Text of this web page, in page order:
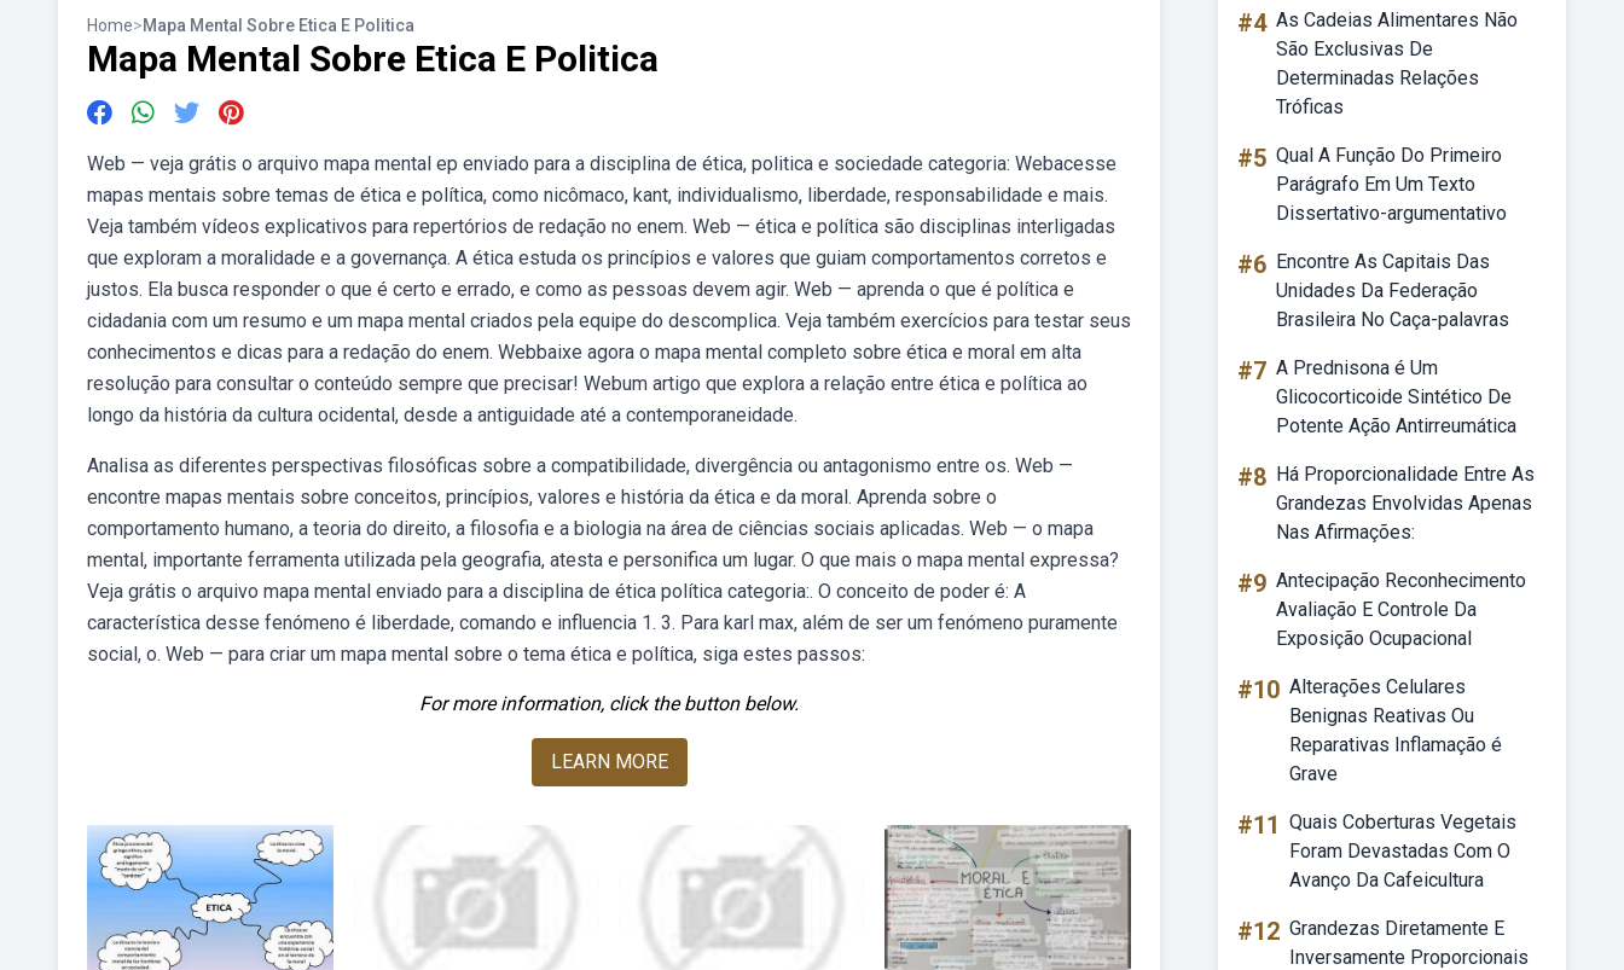
Home>Mapa Mental Sobre Etica E Politica
Mapa Mental Sobre Etica E Politica
Web — veja grátis o arquivo mapa mental ep enviado para a disciplina de ética, politica e sociedade categoria: Webacesse
mapas mentais sobre temas de ética e política, como nicômaco, kant, individualismo, liberdade, responsabilidade e mais.
Veja também vídeos explicativos para repertórios de redação no enem. Web — ética e política são disciplinas interligadas
que exploram a moralidade e a governança. A ética estuda os princípios e valores que guiam comportamentos corretos e
justos. Ela busca responder o que é certo e errado, e como as pessoas devem agir. Web — aprenda o que é política e
cidadania com um resumo e um mapa mental criados pela equipe do descomplica. Veja também exercícios para testar seus
conhecimentos e dicas para a redação do enem. Webbaixe agora o mapa mental completo sobre ética e moral em alta
resolução para consultar o conteúdo sempre que precisar! Webum artigo que explora a relação entre ética e política ao
longo da história da cultura ocidental, desde a antiguidade até a contemporaneidade.
Analisa as diferentes perspectivas filosóficas sobre a compatibilidade, divergência ou antagonismo entre os. Web —
encontre mapas mentais sobre conceitos, princípios, valores e história da ética e da moral. Aprenda sobre o
comportamento humano, a teoria do direito, a filosofia e a biologia na área de ciências sociais aplicadas. Web — o mapa
mental, importante ferramenta utilizada pela geografia, atesta e personifica um lugar. O que mais o mapa mental expressa?
Veja grátis o arquivo mapa mental enviado para a disciplina de ética política categoria:. O conceito de poder é: A
característica desse fenómeno é liberdade, comando e influencia 1. 3. Para karl max, além de ser um fenómeno puramente
social, o. Web — para criar um mapa mental sobre o tema ética e política, siga estes passos:
For more information, click the button below.
LEARN MORE
#4 As Cadeias Alimentares Não
São Exclusivas De
Determinadas Relações
Tróficas
#5 Qual A Função Do Primeiro
Parágrafo Em Um Texto
Dissertativo-argumentativo
#6 Encontre As Capitais Das
Unidades Da Federação
Brasileira No Caça-palavras
#7 A Prednisona é Um
Glicocorticoide Sintético De
Potente Ação Antirreumática
#8 Há Proporcionalidade Entre As
Grandezas Envolvidas Apenas
Nas Afirmações:
#9 Antecipação Reconhecimento
Avaliação E Controle Da
Exposição Ocupacional
#10 Alterações Celulares
Benignas Reativas Ou
Reparativas Inflamação é
Grave
#11 Quais Coberturas Vegetais
Foram Devastadas Com O
Avanço Da Cafeicultura
#12 Grandezas Diretamente E
Inversamente Proporcionais